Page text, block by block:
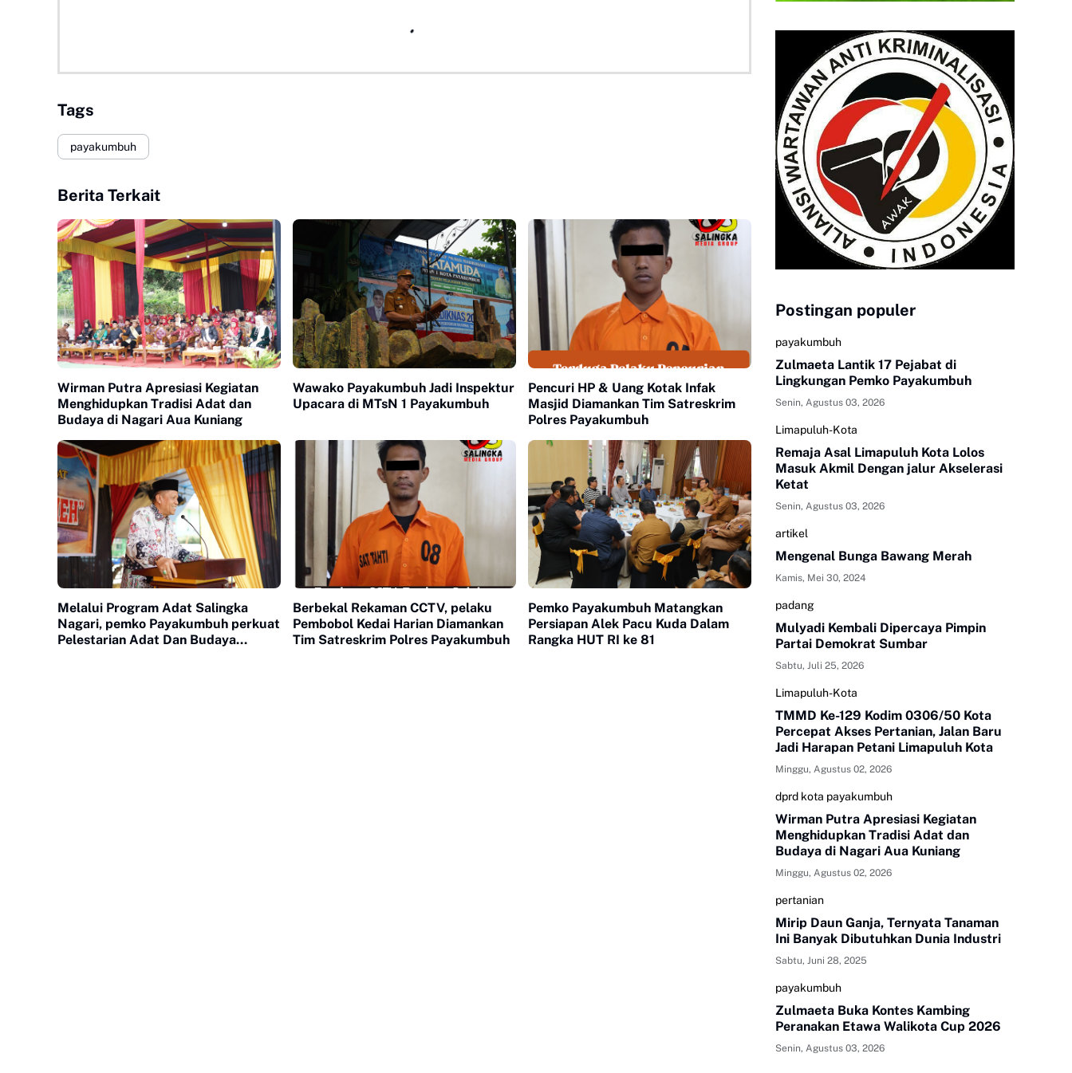
Tags
payakumbuh
Berita Terkait
Wirman Putra Apresiasi Kegiatan
Menghidupkan Tradisi Adat dan
Budaya di Nagari Aua Kuniang
Wawako Payakumbuh Jadi Inspektur
Upacara di MTsN 1 Payakumbuh
Pencuri HP & Uang Kotak Infak
Masjid Diamankan Tim Satreskrim
Polres Payakumbuh
Melalui Program Adat Salingka
Nagari, pemko Payakumbuh perkuat
Pelestarian Adat Dan Budaya
Berbekal Rekaman CCTV, pelaku
Pembobol Kedai Harian Diamankan
Tim Satreskrim Polres Payakumbuh
Pemko Payakumbuh Matangkan
Persiapan Alek Pacu Kuda Dalam
Rangka HUT RI ke 81
Postingan populer
payakumbuh
Zulmaeta Lantik 17 Pejabat di
Lingkungan Pemko Payakumbuh
Senin, Agustus 03, 2026
Limapuluh-Kota
Remaja Asal Limapuluh Kota Lolos
Masuk Akmil Dengan jalur Akselerasi
Ketat
Senin, Agustus 03, 2026
artikel
Mengenal Bunga Bawang Merah
Kamis, Mei 30, 2024
padang
Mulyadi Kembali Dipercaya Pimpin
Partai Demokrat Sumbar
Sabtu, Juli 25, 2026
Limapuluh-Kota
TMMD Ke-129 Kodim 0306/50 Kota
Percepat Akses Pertanian, Jalan Baru
Jadi Harapan Petani Limapuluh Kota
Minggu, Agustus 02, 2026
dprd kota payakumbuh
Wirman Putra Apresiasi Kegiatan
Menghidupkan Tradisi Adat dan
Budaya di Nagari Aua Kuniang
Minggu, Agustus 02, 2026
pertanian
Mirip Daun Ganja, Ternyata Tanaman
Ini Banyak Dibutuhkan Dunia Industri
Sabtu, Juni 28, 2025
payakumbuh
Zulmaeta Buka Kontes Kambing
Peranakan Etawa Walikota Cup 2026
Senin, Agustus 03, 2026